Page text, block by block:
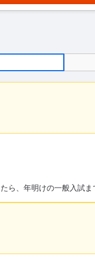
、年明けの一般入試ま